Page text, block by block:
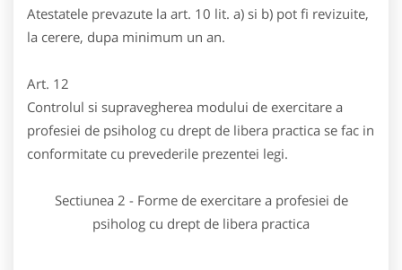
Atestatele prevazute la art. 10 lit. a) si b) pot fi revizuite,
la cerere, dupa minimum un an.
Art. 12
Controlul si supravegherea modului de exercitare a
profesiei de psiholog cu drept de libera practica se fac in
conformitate cu prevederile prezentei legi.
Sectiunea 2 - Forme de exercitare a profesiei de
psiholog cu drept de libera practica